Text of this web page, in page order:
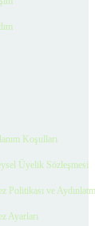
Koşulları
Üyelik Sözleşmesi
Politikası ve
Ayarları